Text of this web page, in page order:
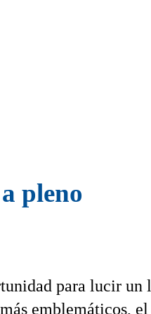
pleno
para lucir un
emblemáticos,